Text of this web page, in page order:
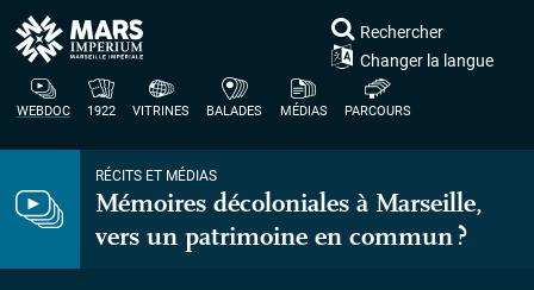
WEBDOC 1922 VITRINES BALADES MÉDIAS PARCOURS
Rechercher
Changer la langue
RÉCITS ET MÉDIAS
Mémoires décoloniales à Marseille,
vers un patrimoine en commun?